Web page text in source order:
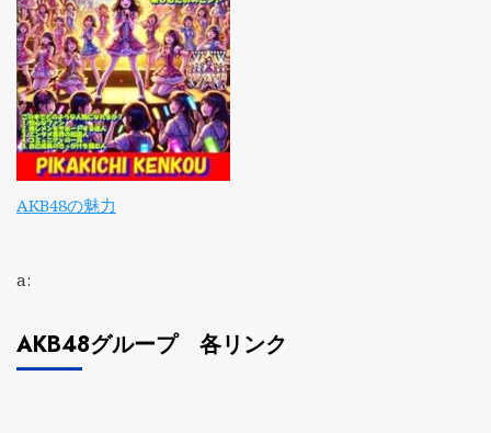
AKB48の魅力
a:
AKB48グループ 各リンク